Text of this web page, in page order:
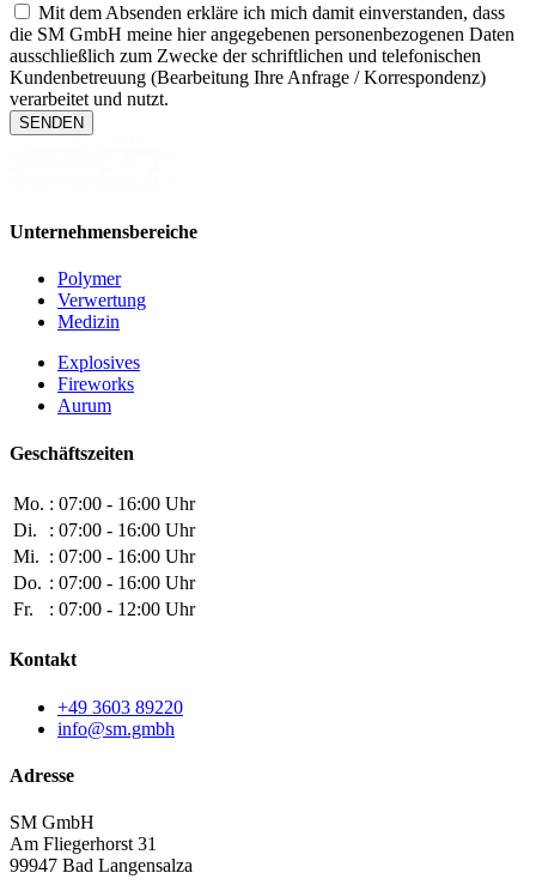
Mit dem Absenden erkläre ich mich damit einverstanden, dass
die SM GmbH meine hier angegebenen personenbezogenen Daten
ausschließlich zum Zwecke der schriftlichen und telefonischen
Kundenbetreuung (Bearbeitung Ihre Anfrage / Korrespondenz)
verarbeitet und nutzt.
SENDEN
Unternehmensbereiche
Polymer
Verwertung
Medizin
Explosives
Fireworks
Aurum
Geschäftszeiten
Mo. : 07:00 - 16:00 Uhr
Di.
: 07:00 - 16:00 Uhr
Mi. : 07:00 - 16:00 Uhr
Do. : 07:00 - 16:00 Uhr
Fr.
: 07:00 - 12:00 Uhr
Kontakt
+49 3603 89220
info@sm.gmbh
Adresse
SM GmbH
Am Fliegerhorst 31
99947 Bad Langensalza